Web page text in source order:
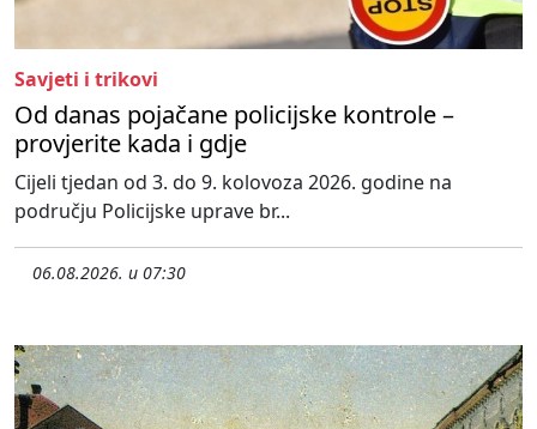
Savjeti i trikovi
Od danas pojačane policijske kontrole –
provjerite kada i gdje
Cijeli tjedan od 3. do 9. kolovoza 2026. godine na
području Policijske uprave br...
06.08.2026. u 07:30